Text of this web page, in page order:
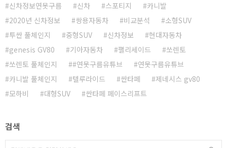
신차정보연못구름
신차 스포티지
카니발
2020년 신차정보
쌍용자동차 비교분석
소형SUV
투싼 풀체인지
중형SUV 신차정보
현대자동차
genesis GV80
기아자동차 팰리세이드
쏘렌토
쏘렌토 풀체인지
#연못구름유튜브
연못구름유튜브
카니발 풀체인지
텔루라이드 싼타페
제네시스 gv80
모하비
대형SUV 싼타페 페이스리프트
검색